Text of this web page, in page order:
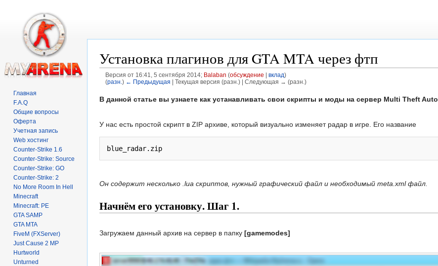
Установка плагинов для GTA MTA через фтп
Версия от 16:41, 5 сентября 2014; Balaban (обсуждение вклад)
(разн. ) ← Предыдущая | Текущая версия (разн.) | Следующая → (разн.)
В данной статье вы узнаете как устанавливать свои скрипты и моды на сервер Multi Theft Auto
У нас есть простой скрипт в ZIP архиве, который визуально изменяет радар в игре. Его название
Он содержит несколько .lua скриптов, нужный графический файл и необходимый meta.xml файл.
Начнём его установку. Шаг 1.
Загружаем данный архив на сервер в папку [gamemodes]
Главная
F.A.Q
Общие вопросы
Оферта
Учетная запись
Web хостинг
Counter-Strike 1.6
Counter-Strike: Source
Counter-Strike: GO
Counter-Strike: 2
No More Room In Hell
Minecraft
Minecraft: PE
GTA SAMP
GTA MTA
FiveM (FXServer)
Just Cause 2 MP
Hurtworld
Unturned